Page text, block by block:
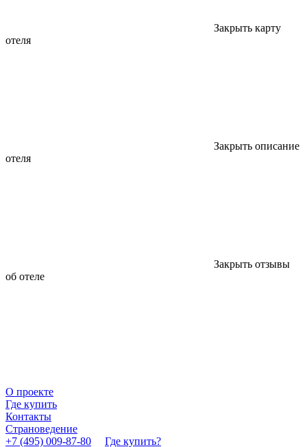
Закрыть карту
отеля
Закрыть описание
отеля
Закрыть отзывы
об отеле
О проекте
Где купить
Контакты
Страноведение
+7 (495) 009-87-80
Где купить?